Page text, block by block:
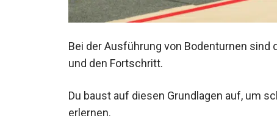
Bei der Ausführung von Bodenturnen
und den Fortschritt.
Du baust auf diesen Grundlagen auf, um
erlernen.